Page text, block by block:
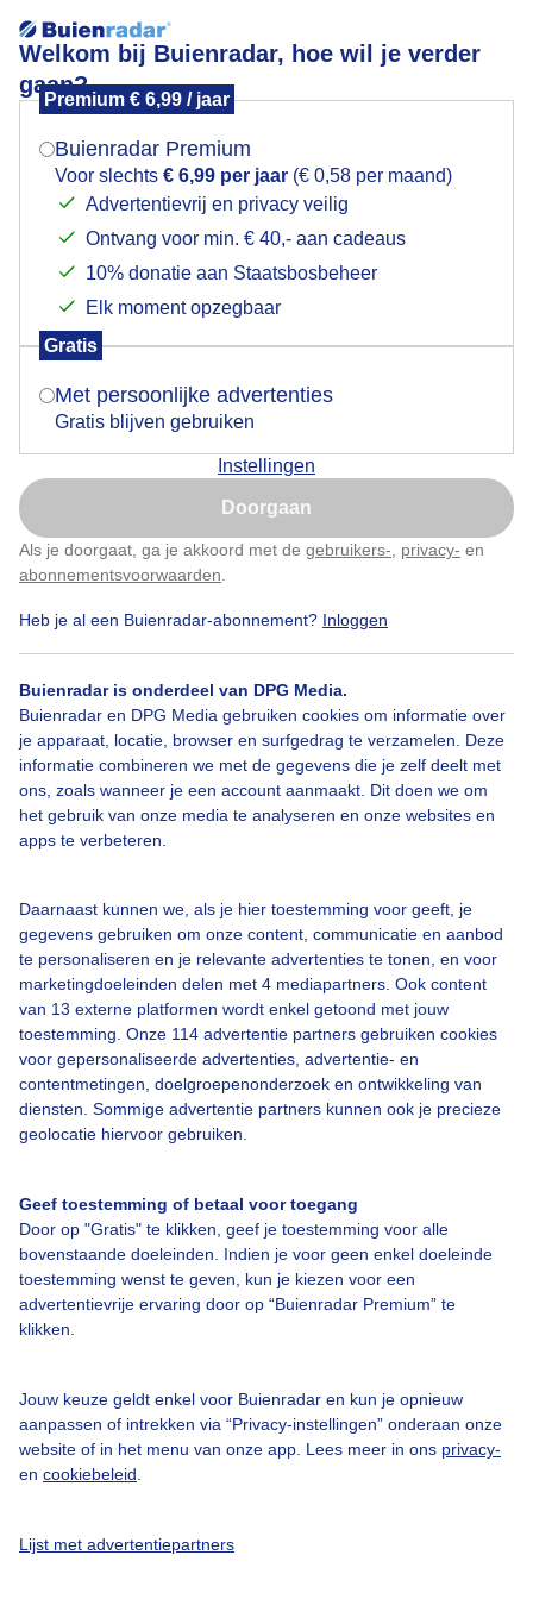
Welkom bij Buienradar, hoe wil je verder
gaan?
Premium € 6,99 / jaar
Buienradar Premium
Voor slechts € 6,99 per jaar (€ 0,58 per maand)
Advertentievrij en privacy veilig
Ontvang voor min. € 40,- aan cadeaus
10% donatie aan Staatsbosbeheer
Elk moment opzegbaar
Gratis
Met persoonlijke advertenties
Gratis blijven gebruiken
Instellingen
Doorgaan
Als je doorgaat, ga je akkoord met de gebruikers- privacy- en
abonnementsvoorwaarden
Heb je al een Buienradar-abonnement? Inloggen
Buienradar is onderdeel van DPG Media.
Buienradar en DPG Media gebruiken cookies om informatie over
je apparaat, locatie, browser en surfgedrag te verzamelen. Deze
informatie combineren we met de gegevens die je zelf deelt met
ons, zoals wanneer je een account aanmaakt. Dit doen we om
het gebruik van onze media te analyseren en onze websites en
apps te verbeteren.
Daarnaast kunnen we, als je hier toestemming voor geeft, je
gegevens gebruiken om onze content, communicatie en aanbod
te personaliseren en je relevante advertenties te tonen, en voor
marketingdoeleinden delen met 4 mediapartners. Ook content
van 13 externe platformen wordt enkel getoond met jouw
toestemming. Onze 114 advertentie partners gebruiken cookies
voor gepersonaliseerde advertenties, advertentie- en
contentmetingen, doelgroepenonderzoek en ontwikkeling van
diensten. Sommige advertentie partners kunnen ook je precieze
geolocatie hiervoor gebruiken.
Geef toestemming of betaal voor toegang
Door op "Gratis" te klikken, geef je toestemming voor alle
bovenstaande doeleinden. Indien je voor geen enkel doeleinde
toestemming wenst te geven, kun je kiezen voor een
advertentievrije ervaring door op “Buienradar Premium” te
klikken.
Jouw keuze geldt enkel voor Buienradar en kun je opnieuw
aanpassen of intrekken via “Privacy-instellingen” onderaan onze
website of in het menu van onze app. Lees meer in ons privacy-
en cookiebeleid
Lijst met advertentiepartners
Zon en stapelwolken
Door: Yvonne Raphael Gemaakt: 15-07-2025, 28x bekeken
Zee Zon Wolken
Bekijk slideshow
Over Buienradar
Bedrijfsgegevens
Contact
Toegankelijkheid
Gebruikersvoorwaarden
Adverteren
Privacy beleid
Cookie beleid
Mogen we je locatie gebruiken voor het
Indien je hier nog geen akkoord op hebt gegeven,
verschijnt er zo een pop-up uit je browser waarin
Is goed, toon de popup
Nu niet, misschien later
Klik hierom dit aan te passen